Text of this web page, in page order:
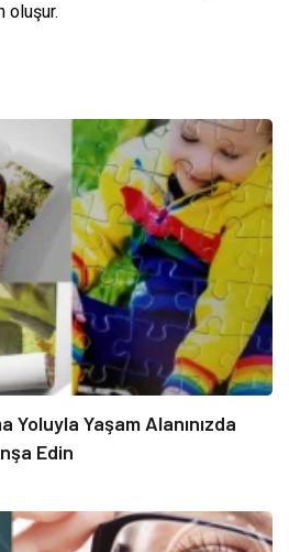
oluşur.
Yoluyla Yaşam Alanınızda
Edin